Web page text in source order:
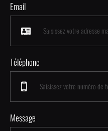
Email
Téléphone
Message